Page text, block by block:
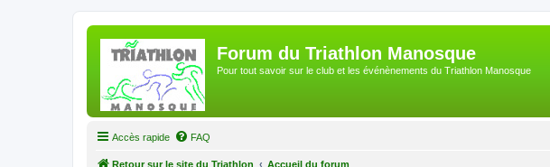
Forum du Triathlon Manosque
Pour tout savoir sur le club et les événènements du Triathlon Manosque
Accès rapide FAQ
Retour sur le site du Triathlon Accueil du forum